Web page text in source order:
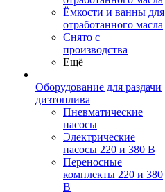
Ёмкости и ванны для
отработанного масла
Снято с
производства
Ещё
Оборудование для раздачи
дизтоплива
Пневматические
насосы
Электрические
насосы 220 и 380 В
Переносные
комплекты 220 и 380
В